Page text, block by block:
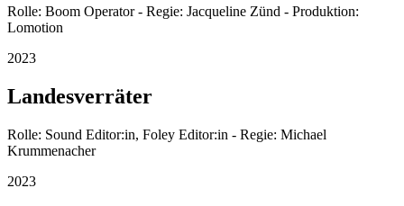
Rolle: Boom Operator - Regie: Jacqueline Zünd - Produktion:
Lomotion
2023
Landesverräter
Rolle: Sound Editor:in, Foley Editor:in - Regie: Michael
Krummenacher
2023